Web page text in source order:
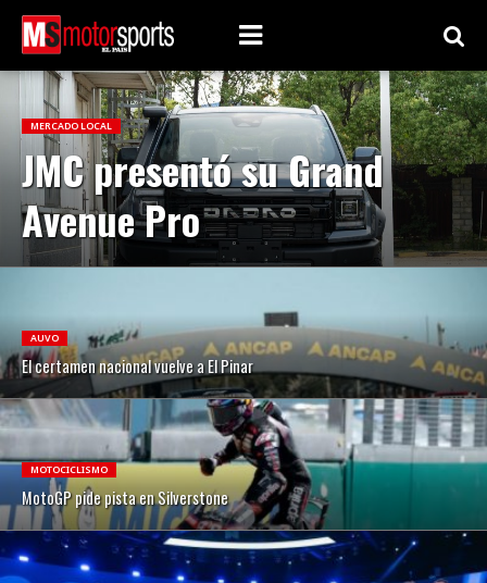
MERCADO LOCAL
JMC presentó su Grand
Avenue Pro
AUVO
El certamen nacional vuelve a El Pinar
MOTOCICLISMO
MotoGP pide pista en Silverstone